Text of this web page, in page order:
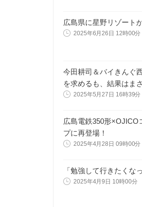
広島県に星野リゾート
2025年6月26日 12時00分
今田耕司＆バイきんぐ
を求めるも、結果はま
2025年5月27日 16時39分
広島電鉄350形×OJICO
プに再登場！
2025年4月28日 09時00分
「勉強して行きたくな
2025年4月9日 10時00分